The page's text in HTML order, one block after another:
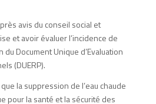
avis du conseil social et
et avoir évaluer l’incidence de
du Document Unique d’Evaluation
(DUERP).
la suppression de l’eau chaude
pour la santé et la sécurité des